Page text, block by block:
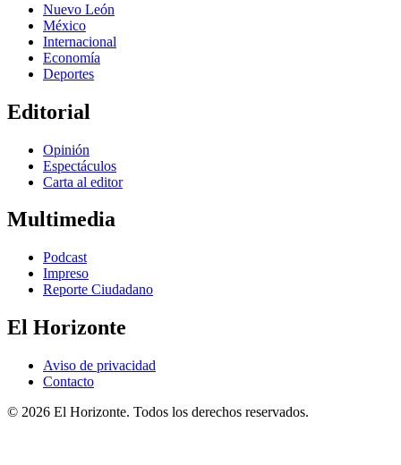
Nuevo León
México
Internacional
Economía
Deportes
Editorial
Opinión
Espectáculos
Carta al editor
Multimedia
Podcast
Impreso
Reporte Ciudadano
El Horizonte
Aviso de privacidad
Contacto
© 2026 El Horizonte. Todos los derechos reservados.